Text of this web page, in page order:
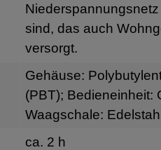
sind, das auch
versorgt.
Gehäuse:
(PBT); Bedieneinheit:
Waagschale:
ca. 2 h